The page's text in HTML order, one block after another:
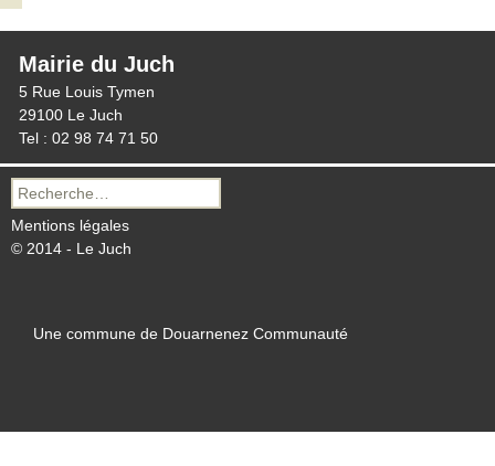
Mairie du Juch
5 Rue Louis Tymen
29100 Le Juch
Tel : 02 98 74 71 50
Recherche
pour :
Mentions légales
© 2014 - Le Juch
Une commune de Douarnenez Communauté